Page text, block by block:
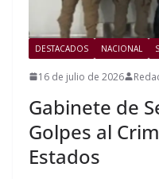
DESTACADOS NACIONAL
16 de julio de 2026
Gabinete de
Golpes al
Estados